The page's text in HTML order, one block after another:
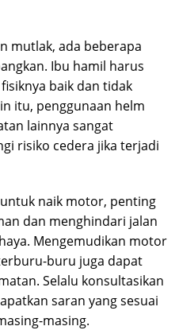
mutlak, ada beberapa
Ibu hamil harus
baik dan tidak
itu, penggunaan helm
lainnya sangat
risiko cedera jika terjadi
naik motor, penting
dan menghindari jalan
Mengemudikan motor
buru juga dapat
Selalu konsultasikan
saran yang sesuai
masing.